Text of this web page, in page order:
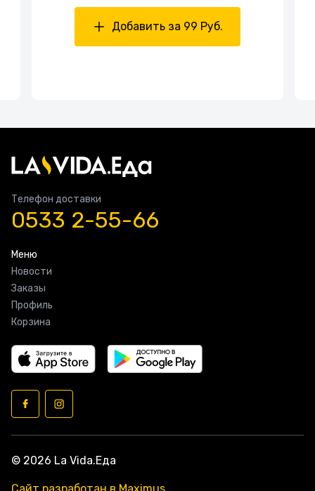
Добавить за 99 Руб.
Телефон доставки
0533 2-55-66
Меню
Новости
Заказы
Профиль
Корзина
© 2026 La Vida.Еда